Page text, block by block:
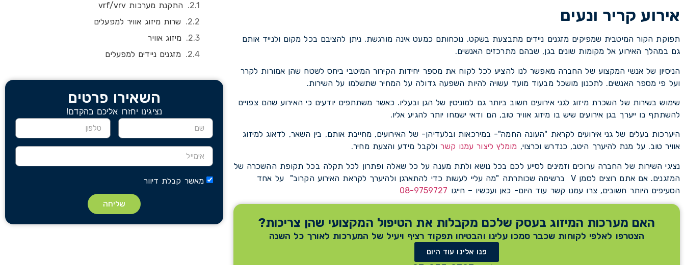
אירוע קריר ונעים
תפוקת הקור המיטבית שמפיקים מזגנים ניידים מתבצעת בשקט. נוכחותם כמעט אינה מורגשת. ניתן להציבם בכל מקום ולנייד אותם
גם במהלך האירוע אל מקומות שונים בגן, שבהם מתרכזים האנשים.
הניסיון של אנשי המקצוע של החברה מאפשר לנו להציע לכל לקוח את מספר יחידות הקירור המיטבי ביחס לשטח שהן אמורות לקרר
ועל פי מספר האנשים. לתכנון מושכל מבעוד מועד עשויה להיות השפעה גדולה על המחיר שתשלמו על השירות.
שימוש בשירות של השכרת מיזוג לגני אירועים חשוב ביותר גם למוניטין של הגן ובעליו. כאשר משתתפים יודעים כי האירוע שהם צפויים
להשתתף בו ייערך בגן אירועים שיש בו מיזוג אוויר טוב, הם ודאי ישמחו יותר להגיע אליו.
היערכות בעלים של גני אירועים לקראת "העונה החמה"- במירכאות ובלעדיהן- של האירועים, מחייבת אותם, בין השאר, לדאוג למיזוג
אוויר טוב. על מנת להיערך היטב, כנדרש וכרצוי, מומלץ ליצור עמנו קשרולקבל מידע והצעת מחיר.
נציגי השירות של החברה ערוכים וזמינים לסייע לכם בכל נושא ולתת מענה על כל שאלה ופתרון לכל תקלה בכל תקופת ההשכרה של
המזגנים. אם אתם רוצים לסמן V ברשימה שכותרתה "מה עליי לעשות כדי להתארגן ולהיערך לקראת האירוע הקרוב" על אחד
הסעיפים היותר חשובים, צרו עמנו קשר עוד היום- כאן ועכשיו – חייגו 08-9759727
האם מערכות המיזוג בעסק שלכם מקבלות את הטיפול המקצועי שהן צריכות?
הצטרפו לאלפי לקוחות שכבר סמכו עלינו והבטיחו תפקוד רציף ויעיל של המערכות לאורך כל השנה
פנו אלינו עוד היום
התקנת מערכות vrf/vrv
שרות מיזוג אוויר למפעלים
מיזוג אוויר
מזגנים ניידים למפעלים
השאירו פרטים
נציגינו יחזרו אליכם בהקדם!
מאשר קבלת דיוור
שליחה